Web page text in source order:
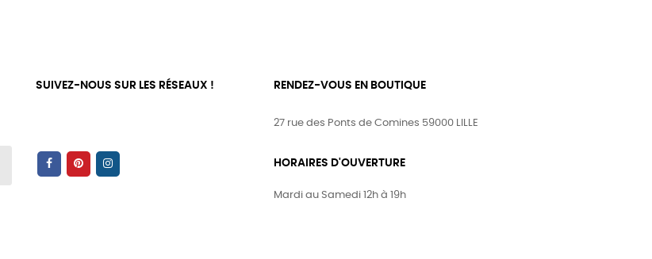
SUIVEZ-NOUS SUR LES RÉSEAUX ! RENDEZ-VOUS EN BOUTIQUE
27 rue des Ponts de Comines 59000 LILLE
HORAIRES D'OUVERTURE
Mardi au Samedi 12h à 19h